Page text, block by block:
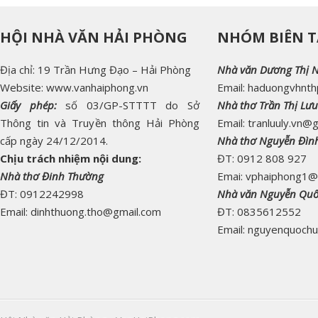
HỘI NHÀ VĂN HẢI PHÒNG
Địa chỉ: 19 Trần Hưng Đạo – Hải Phòng
Website: www.vanhaiphong.vn
Giấy phép:
số 03/GP-STTTT do Sở
Thông tin và Truyền thông Hải Phòng
cấp ngày 24/12/2014.
Chịu trách nhiệm nội dung:
Nhà thơ Đinh Thường
ĐT: 0912242998
Email: dinhthuong.tho@gmail.com
NHÓM BIÊN
Nhà văn Dương Thị
Email:
Nhà thơ Trần Thị
Email:
Nhà thơ Nguyễn
ĐT: 0912 808 927
Emai:
Nhà văn Nguyễn
ĐT: 0835612552
Email: